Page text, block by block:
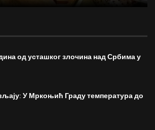
од усташког злочина над Србима у
У Мркоњић Граду температура до